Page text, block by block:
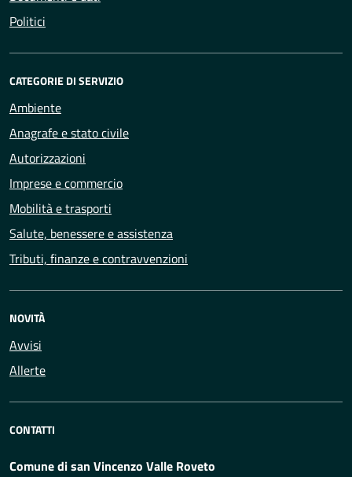
Politici
CATEGORIE DI SERVIZIO
Ambiente
Anagrafe e stato civile
Autorizzazioni
Imprese e commercio
Mobilità e trasporti
Salute, benessere e assistenza
Tributi, finanze e contravvenzioni
NOVITÀ
Avvisi
Allerte
CONTATTI
Comune di san Vincenzo Valle Roveto